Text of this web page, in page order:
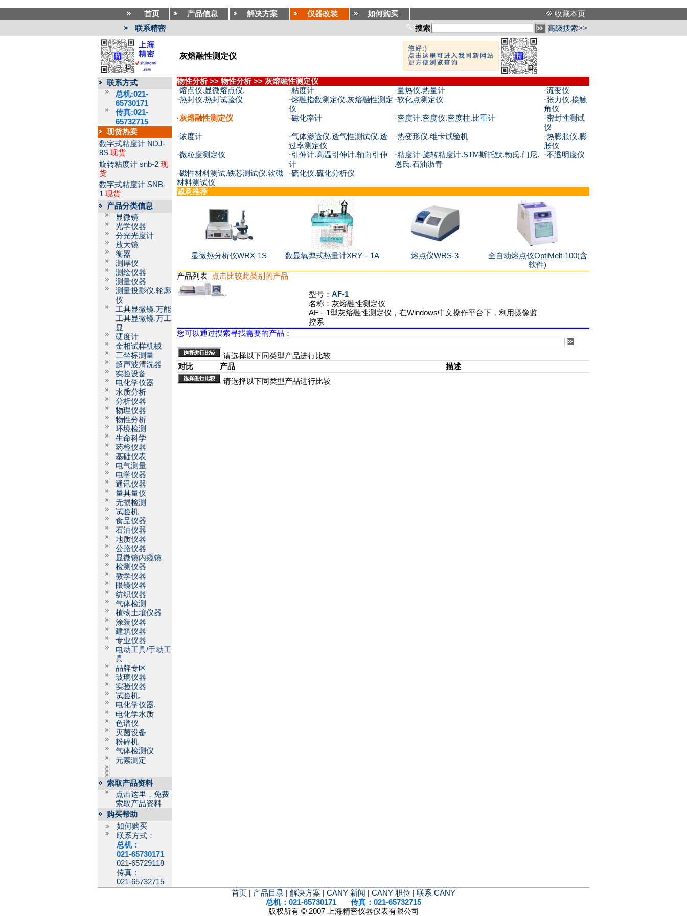
首页 产品信息 解决方案 仪器改装 如何购买
收藏本页
联系精密
搜索 高级搜索>>
灰熔融性测定仪
联系方式
总机:021-
65730171
传真:021-
65732715
现货热卖
数字式粘度计 NDJ-
8S 现货
旋转粘度计 snb-2 现
货
数字式粘度计 SNB-
1 现货
产品分类信息
显微镜
光学仪器
分光光度计
放大镜
衡器
测厚仪
测绘仪器
测量仪器
测量投影仪.轮廓
仪
工具显微镜.万能
工具显微镜.万工
显
硬度计
金相试样机械
三坐标测量
超声波清洗器
实验设备
电化学仪器
水质分析
分析仪器
物理仪器
物性分析
环境检测
生命科学
药检仪器
基础仪表
电气测量
电学仪器
通讯仪器
量具量仪
无损检测
试验机
食品仪器
石油仪器
地质仪器
公路仪器
显微镜内窥镜
检测仪器
教学仪器
眼镜仪器
纺织仪器
气体检测
植物土壤仪器
涂装仪器
建筑仪器
专业仪器
电动工具/手动工
具
品牌专区
玻璃仪器
实验仪器
试验机.
电化学仪器.
电化学水质
色谱仪
灭菌设备
粉碎机
气体检测仪
元素测定
索取产品资料
点击这里，免费
索取产品资料
购买帮助
如何购买
联系方式：
总机：
021-65730171
021-65729118
传真：
021-65732715
物性分析 >> 物性分析 >> 灰熔融性测定仪
·熔点仪.显微熔点仪. ·粘度计 ·量热仪.热量计 ·流变仪
·热封仪.热封试验仪 ·熔融指数测定仪.灰熔融性测定
仪
·软化点测定仪 ·张力仪.接触
角仪
·灰熔融性测定仪 ·磁化率计 ·密度计.密度仪.密度柱.比重计 ·密封性测试
仪
·浓度计 ·气体渗透仪.透气性测试仪.透
过率测定仪
·热变形仪.维卡试验机 ·热膨胀仪.膨
胀仪
·微粒度测定仪 ·引伸计.高温引伸计.轴向引伸
计
·粘度计-旋转粘度计.STM斯托默.勃氏.门尼.
恩氏.石油沥青
·不透明度仪
·磁性材料测试.铁芯测试仪.软磁
材料测试仪
·硫化仪.硫化分析仪
诚意推荐
显微热分析仪WRX-1S 数显氧弹式热量计XRY－1A 熔点仪WRS-3
全自动熔点仪OptiMelt-100(含
软件)
产品列表
点击比较此类别的产品
型号： AF-1
名称： 灰熔融性测定仪
AF－1型灰熔融性测定仪，在Windows中文操作平台下，利用摄像监
控系
您可以通过搜索寻找需要的产品：
请选择以下同类型产品进行比较
对比
产品
描述
请选择以下同类型产品进行比较
首页 产品目录 解决方案 CANY 新闻 CANY 职位
联系 CANY
总机：021-65730171 传真：021-65732715
版权所有 © 2007 上海精密仪器仪表有限公司